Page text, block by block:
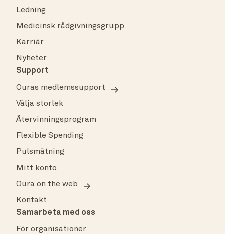
Ledning
Medicinsk rådgivningsgrupp
Karriär
Nyheter
Support
Ouras medlemssupport
Välja storlek
Återvinningsprogram
Flexible Spending
Pulsmätning
Mitt konto
Oura on the web
Kontakt
Samarbeta med oss
För organisationer